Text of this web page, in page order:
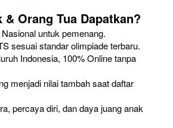
& Orang Tua Dapatkan?
untuk pemenang.
sesuai standar olimpiade terbaru.
Indonesia, 100% Online tanpa
menjadi nilai tambah saat daftar
percaya diri, dan daya juang anak